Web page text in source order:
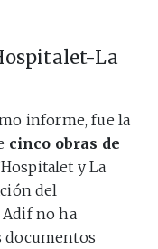
La
informe, fue la
cinco obras de
y La
del
Adif no ha
documentos